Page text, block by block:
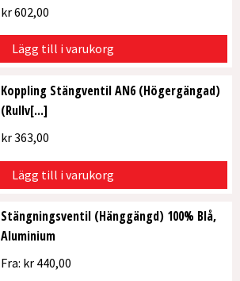
kr602,00
Lägg till i varukorg
Koppling Stängventil AN6 (Högergängad)
(Rullv[...]
kr363,00
Lägg till i varukorg
Stängningsventil (Hänggängd) 100% Blå,
Aluminium
Fra: kr440,00